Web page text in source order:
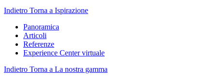
Indietro Torna a Ispirazione
Panoramica
Articoli
Referenze
Experience Center virtuale
Indietro Torna a La nostra gamma